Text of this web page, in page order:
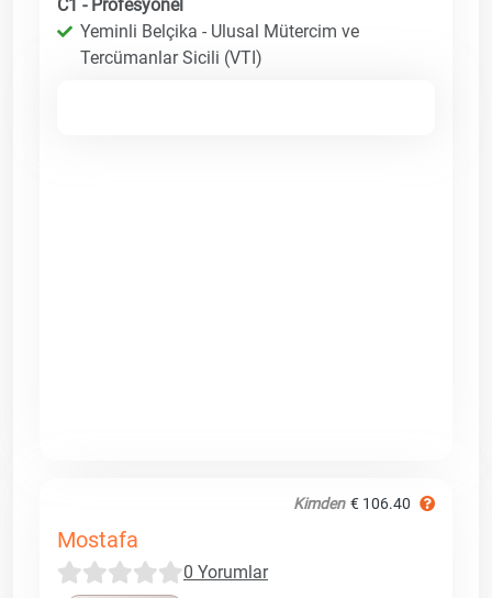
C1 - Profesyonel
Yeminli Belçika - Ulusal Mütercim ve
Tercümanlar Sicili (VTI)
Kimden € 106.40
Mostafa
0 Yorumlar